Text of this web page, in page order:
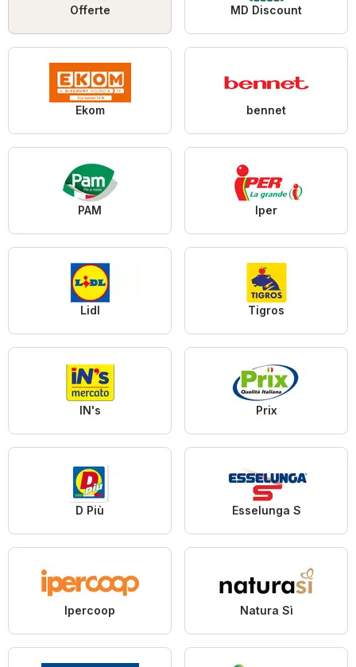
Offerte MD Discount
Ekom bennet
PAM Iper
Lidl Tigros
IN's Prix
D Più Esselunga S
Ipercoop Natura Sì